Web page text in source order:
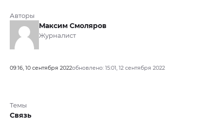
Авторы
Максим Смоляров
Журналист
09:16, 10 сентября 2022обновлено: 15:01, 12 сентября 2022
Темы
Связь